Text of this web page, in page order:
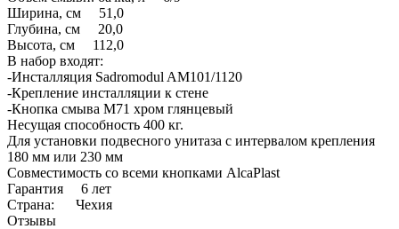
Ширина, см 51,0
Глубина, см 20,0
Высота, см 112,0
В набор входят:
-Инсталляция Sadromodul AM101/1120
-Крепление инсталляции к стене
-Кнопка смыва M71 хром глянцевый
Несущая способность 400 кг.
Для установки подвесного унитаза с интервалом крепления
180 мм или 230 мм
Совместимость со всеми кнопками AlcaPlast
Гарантия 6 лет
Страна: Чехия
Отзывы